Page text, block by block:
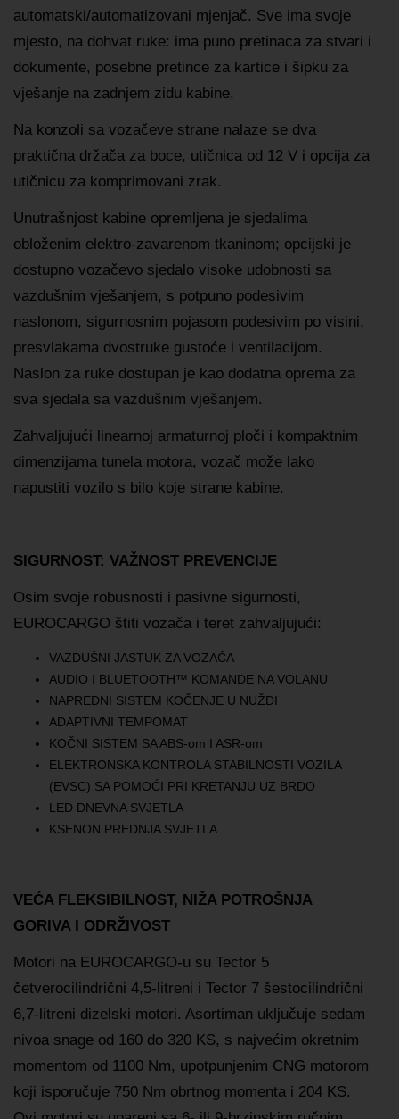
automatski/automatizovani mjenjač. Sve ima svoje
mjesto, na dohvat ruke: ima puno pretinaca za stvari i
dokumente, posebne pretince za kartice i šipku za
vješanje na zadnjem zidu kabine.
Na konzoli sa vozačeve strane nalaze se dva
praktična držača za boce, utičnica od 12 V i opcija za
utičnicu za komprimovani zrak.
Unutrašnjost kabine opremljena je sjedalima
obloženim elektro-zavarenom tkaninom; opcijski je
dostupno vozačevo sjedalo visoke udobnosti sa
vazdušnim vješanjem, s potpuno podesivim
naslonom, sigurnosnim pojasom podesivim po visini,
presvlakama dvostruke gustoće i ventilacijom.
Naslon za ruke dostupan je kao dodatna oprema za
sva sjedala sa vazdušnim vješanjem.
Zahvaljujući linearnoj armaturnoj ploči i kompaktnim
dimenzijama tunela motora, vozač može lako
napustiti vozilo s bilo koje strane kabine.
SIGURNOST: VAŽNOST PREVENCIJE
Osim svoje robusnosti i pasivne sigurnosti,
EUROCARGO štiti vozača i teret zahvaljujući:
VAZDUŠNI JASTUK ZA VOZAČA
AUDIO I BLUETOOTH™ KOMANDE NA VOLANU
NAPREDNI SISTEM KOČENJE U NUŽDI
ADAPTIVNI TEMPOMAT
KOČNI SISTEM SA ABS-om I ASR-om
ELEKTRONSKA KONTROLA STABILNOSTI VOZILA
(EVSC) SA POMOĆI PRI KRETANJU UZ BRDO
LED DNEVNA SVJETLA
KSENON PREDNJA SVJETLA
VEĆA FLEKSIBILNOST, NIŽA POTROŠNJA
GORIVA I ODRŽIVOST
Motori na EUROCARGO-u su Tector 5
četverocilindrični 4,5-litreni i Tector 7 šestocilindrični
6,7-litreni dizelski motori. Asortiman uključuje sedam
nivoa snage od 160 do 320 KS, s najvećim okretnim
momentom od 1100 Nm, upotpunjenim CNG motorom
koji isporučuje 750 Nm obrtnog momenta i 204 KS.